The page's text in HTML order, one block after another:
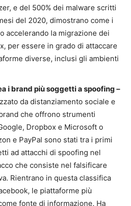
e del 500% dei malware scritti
del 2020, dimostrano come i
accelerando la migrazione dei
per essere in grado di attaccare
diverse, inclusi gli ambienti
i brand più soggetti a spoofing –
da distanziamento sociale e
che offrono strumenti
Dropbox e Microsoft o
e PayPal sono stati tra i primi
ad attacchi di spoofing nel
che consiste nel falsificare
Rientrano in questa classifica
le piattaforme più
fonte di informazione. Ha